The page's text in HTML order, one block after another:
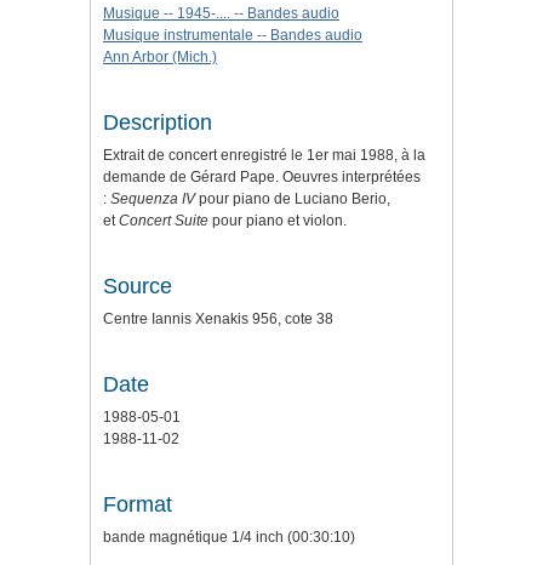
Musique -- 1945-.... -- Bandes audio
Musique instrumentale -- Bandes audio
Ann Arbor (Mich.)
Description
Extrait de concert enregistré le 1er mai 1988, à la
demande de Gérard Pape. Oeuvres interprétées
: Sequenza IVpour piano de Luciano Berio,
etConcert Suite pour piano et violon.
Source
Centre Iannis Xenakis 956, cote 38
Date
1988-05-01
1988-11-02
Format
bande magnétique 1/4 inch (00:30:10)